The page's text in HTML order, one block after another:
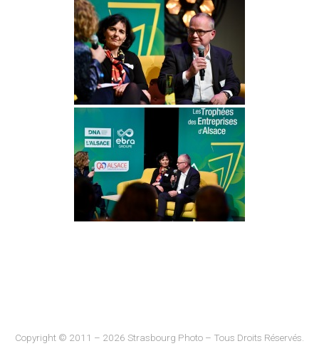
Copyright © 2011 – 2026 Strasbourg Photo – Tous Droits Réservés.